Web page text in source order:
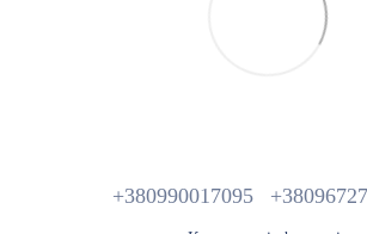
+380990017095